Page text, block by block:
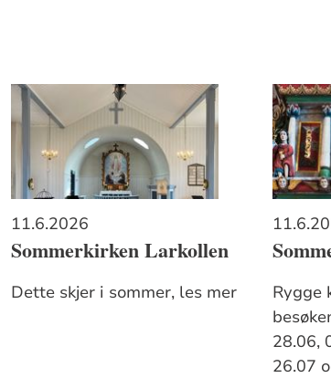
11.6.2026
Sommerkirken Larkollen
Dette skjer i sommer, les mer
Rygge
28.06,
26.07